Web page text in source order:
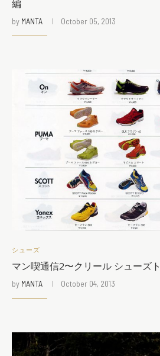
編
by MANTA October 05, 2013
シューズ
マン喫通信2〜クリール シューズ
by MANTA October 04, 2013